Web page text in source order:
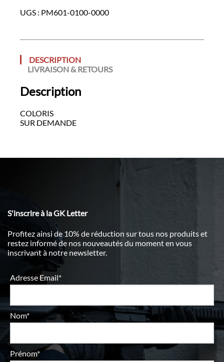
UGS : PM601-0100-0000
DESCRIPTION
LIVRAISON & RETOURS
Description
COLORIS
SUR DEMANDE
S'inscrire à la GK Letter
Profitez ainsi de 10% de réduction sur tous nos produits et
restez informé de nos nouveautés du moment en vous
inscrivant à notre newsletter.
Adresse Email*
Nom*
Prénom*